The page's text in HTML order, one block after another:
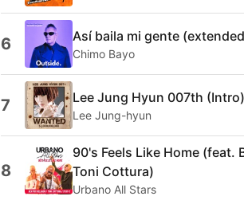
6 Así baila mi gente
Chimo Bayo
7 Lee Jung Hyun 007th (Intro)
Lee Jung-hyun
8
90's Feels Like Home (feat.
Toni Cottura)
Urbano All Stars